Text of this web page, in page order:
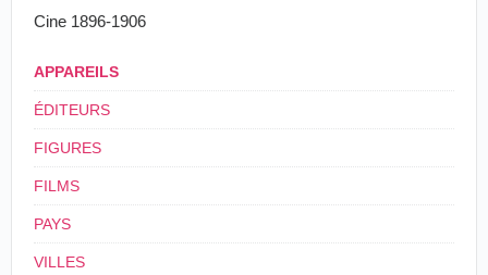
Cine 1896-1906
APPAREILS
ÉDITEURS
FIGURES
FILMS
PAYS
VILLES